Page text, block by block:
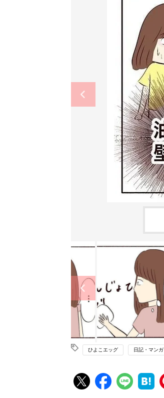
ひよこエッグ 日記・マンガ